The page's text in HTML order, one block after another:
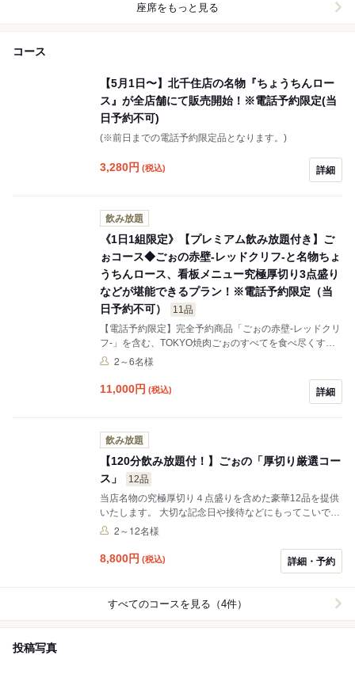
座席をもっと見る
コース
【5月1日〜】北千住店の名物『ちょうちんロー
ス』が全店舗にて販売開始！※電話予約限定(当
日予約不可)
(※前日までの電話予約限定品となります。)
3,280円 (税込) 詳細
飲み放題
《1日1組限定》【プレミアム飲み放題付き】ご
ぉコース◆ごぉの赤壁-レッドクリフ-と名物ちょ
うちんロース、看板メニュー究極厚切り3点盛り
などが堪能できるプラン！※電話予約限定（当
日予約不可）
11品
【電話予約限定】完全予約商品「ごぉの赤壁-レッドクリ
フ-」を含む、TOKYO焼肉ごぉのすべてを食べ尽くす最
上級のプレミアムなフルコースです。特別な日を彩りま
2～6名様
11,000円 (税込) 詳細
飲み放題
【120分飲み放題付！】ごぉの「厚切り厳選コー
ス」
12品
当店名物の究極厚切り４点盛りを含めた豪華12品を提供
いたします。 大切な記念日や接待などにもってこいで
す！ 是非ご堪能ください！！！
2～12名様
8,800円 (税込) 詳細・予約
すべてのコースを見る（4件）
投稿写真